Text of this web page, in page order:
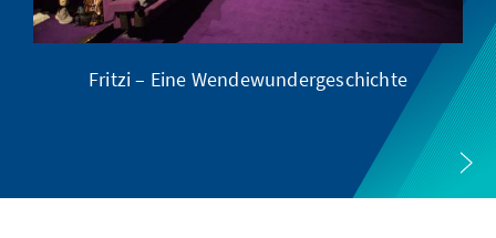
Fritzi – Eine Wendewundergeschichte